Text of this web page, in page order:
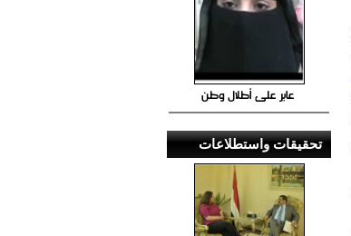
عابر على أطلال وطن
تحقيقات واستطلاعات